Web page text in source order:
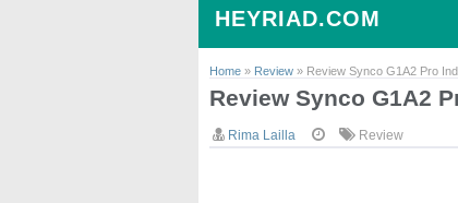
HEYRIAD.COM
Home » Review » Review Synco G1A2 Pro
Review Synco G1A2
Rima Lailla Review